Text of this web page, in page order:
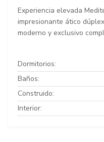
Experiencia elevada
impresionante ático
moderno y exclusivo
Dormitorios:
Baños:
Construido:
Interior: